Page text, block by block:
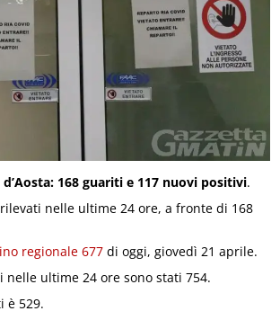
168 guariti e 117 nuovi positivi.
nelle ultime 24 ore, a fronte di 168
regionale 677 di oggi, giovedì 21 aprile.
ultime 24 ore sono stati 754.
è 529.